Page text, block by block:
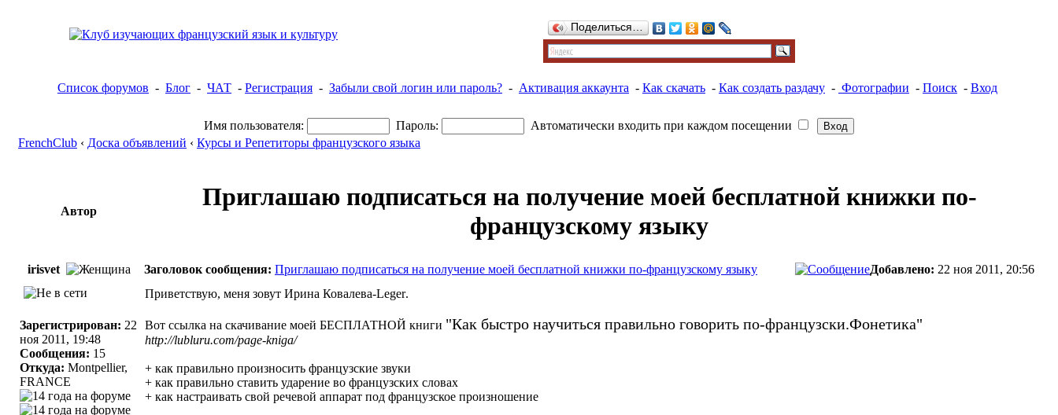
Поделиться…
Список форумов - Блог - ЧАТ - Регистрация - Забыли свой логин или пароль? - Активация аккаунта - Как скачать - Как создать раздачу - Фотографии - Поиск - Вход
Имя пользователя: Пароль:
Автоматически входить при каждом посещении
FrenchClub ‹ Доска объявлений ‹ Курсы и Репетиторы французского языка
Автор
Приглашаю подписаться на получение моей бесплатной книжки по-
французскому языку
irisvet Заголовок сообщения: Приглашаю подписаться на получение моей бесплатной книжки по-французскому языку Добавлено: 22 ноя 2011, 20:56
Зарегистрирован: 22
ноя 2011, 19:48
Сообщения: 15
Откуда: Montpellier,
FRANCE
Приветствую, меня зовут Ирина Ковалева-Leger.
Вот ссылка на скачивание моей БЕСПЛАТНОЙ книги "Как быстро научиться правильно говорить по-французски.Фонетика"
http://lubluru.com/page-kniga/
+ как правильно произносить французские звуки
+ как правильно ставить ударение во французских словах
+ как настраивать свой речевой аппарат под французское произношение